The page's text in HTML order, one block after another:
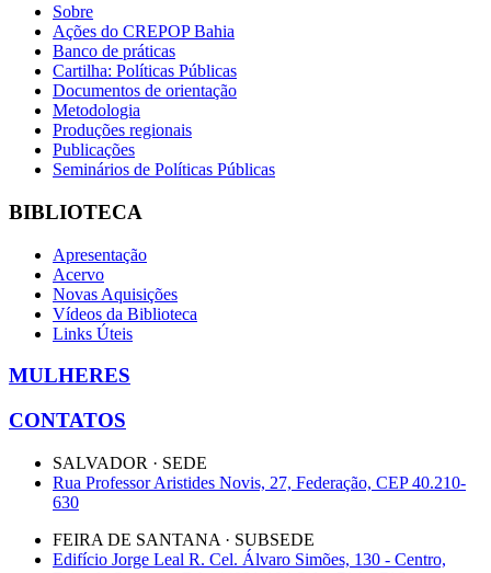
Sobre
Ações do CREPOP Bahia
Banco de práticas
Cartilha: Políticas Públicas
Documentos de orientação
Metodologia
Produções regionais
Publicações
Seminários de Políticas Públicas
BIBLIOTECA
Apresentação
Acervo
Novas Aquisições
Vídeos da Biblioteca
Links Úteis
MULHERES
CONTATOS
SALVADOR · SEDE
Rua Professor Aristides Novis, 27, Federação, CEP 40.210-
630
FEIRA DE SANTANA · SUBSEDE
Edifício Jorge Leal R. Cel. Álvaro Simões, 130 - Centro,